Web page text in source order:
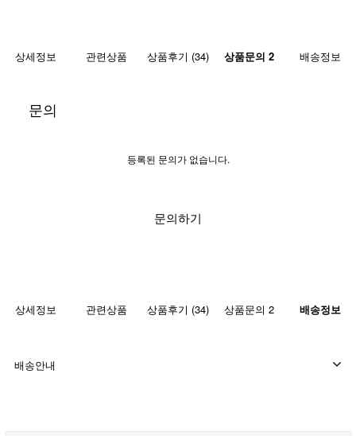
상세정보 관련상품 상품후기 (34) 상품문의 2 배송정보
문의
등록된 문의가 없습니다.
문의하기
상세정보 관련상품 상품후기 (34) 상품문의 2 배송정보
배송안내